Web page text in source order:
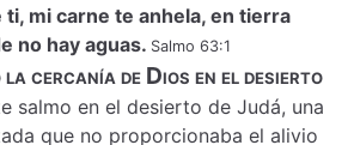
ti, mi carne te anhela, en tierra
no hay aguas. Salmo 63:1
la cercanía de Dios en el desierto
salmo en el desierto de Judá, una
que no proporcionaba el alivio